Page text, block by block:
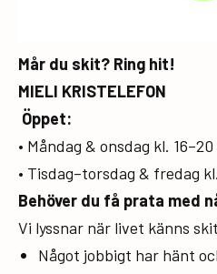
Mår du skit? Ring hit!
MIELI KRISTELEFON
Öppet:
• Måndag & onsdag kl. 16–20
• Tisdag–torsdag & fredag
Behöver du få prata med
Vi lyssnar när livet känns
Något jobbigt har hänt